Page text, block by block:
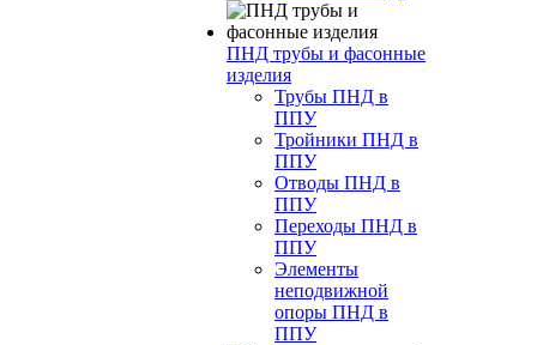
ПНД трубы и фасонные
изделия
Трубы ПНД в
ППУ
Тройники ПНД в
ППУ
Отводы ПНД в
ППУ
Переходы ПНД в
ППУ
Элементы
неподвижной
опоры ПНД в
ППУ